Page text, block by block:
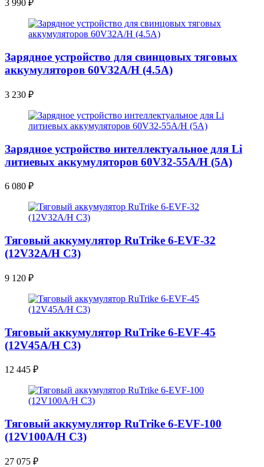
3 990 ₽
Зарядное устройство для свинцовых тяговых
аккумуляторов 60V32A/H (4.5A)
3 230 ₽
Зарядное устройство интеллектуальное для Li
литиевых аккумуляторов 60V32-55A/H (5A)
6 080 ₽
Тяговый аккумулятор RuTrike 6-EVF-32
(12V32A/H C3)
9 120 ₽
Тяговый аккумулятор RuTrike 6-EVF-45
(12V45A/H C3)
12 445 ₽
Тяговый аккумулятор RuTrike 6-EVF-100
(12V100A/H C3)
27 075 ₽